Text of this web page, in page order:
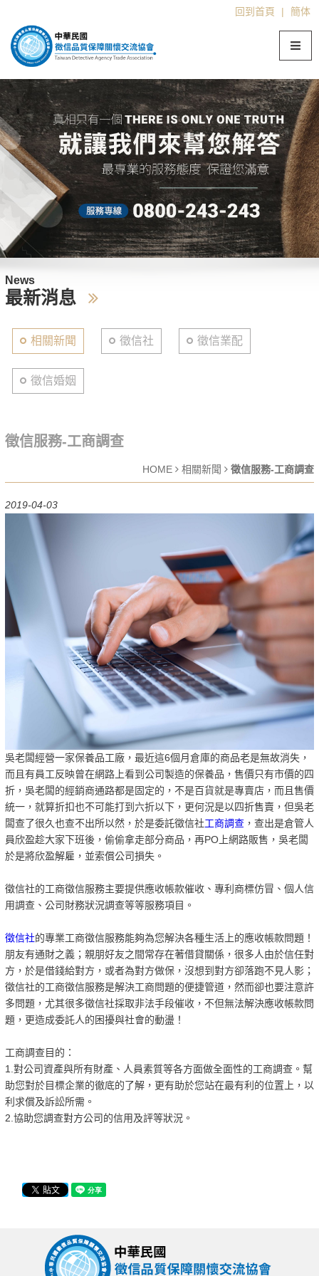
回到首頁 | 簡体
News
最新消息
相關新聞 徵信社 徵信業配
徵信婚姻
徵信服務-工商調查
HOME 相關新聞 徵信服務-工商調查
2019-04-03
吳老闆經營一家保養品工廠，最近這6個月倉庫的商品老是無故消失，
而且有員工反映曾在網路上看到公司製造的保養品，售價只有市價的四
折，吳老闆的經銷商通路都是固定的，不是百貨就是專賣店，而且售價
統一，就算折扣也不可能打到六折以下，更何況是以四折售賣，但吳老
闆查了很久也查不出所以然，於是委託徵信社工商調查，查出是倉管人
員欣盈趁大家下班後，偷偷拿走部分商品，再PO上網路販售，吳老闆
於是將欣盈解雇，並索償公司損失。
徵信社的工商徵信服務主要提供應收帳款催收、專利商標仿冒、個人信
用調查、公司財務狀況調查等等服務項目。
徵信社的專業工商徵信服務能夠為您解決各種生活上的應收帳款問題！
朋友有通財之義；親朋好友之間常存在著借貸關係，很多人由於信任對
方，於是借錢給對方，或者為對方做保，沒想到對方卻落跑不見人影；
徵信社的工商徵信服務是解決工商問題的便捷管道，然而卻也要注意許
多問題，尤其很多徵信社採取非法手段催收，不但無法解決應收帳款問
題，更造成委託人的困擾與社會的動盪！
工商調查目的：
1.對公司資產與所有財產、人員素質等各方面做全面性的工商調查。幫
助您對於目標企業的徹底的了解，更有助於您站在最有利的位置上，以
利求償及訴訟所需。
2.協助您調查對方公司的信用及評等狀況。